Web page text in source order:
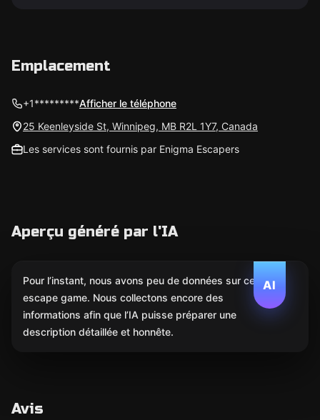
Emplacement
+1*********Afficher le téléphone
25 Keenleyside St, Winnipeg, MB R2L 1Y7, Canada
Les services sont fournis par Enigma Escapers
Aperçu généré par l'IA
AI
Pour l’instant, nous avons peu de données sur cet
escape game. Nous collectons encore des
informations afin que l’IA puisse préparer une
description détaillée et honnête.
Avis